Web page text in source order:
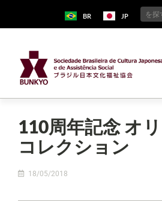
BR JP
110周年記念 オ
コレクション
18/05/2018